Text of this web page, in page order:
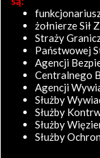
żołnierze Sił
Straży
Państwowej
Agencji
Centralnego
Agencji
Służby
Służby
Służby
Służby